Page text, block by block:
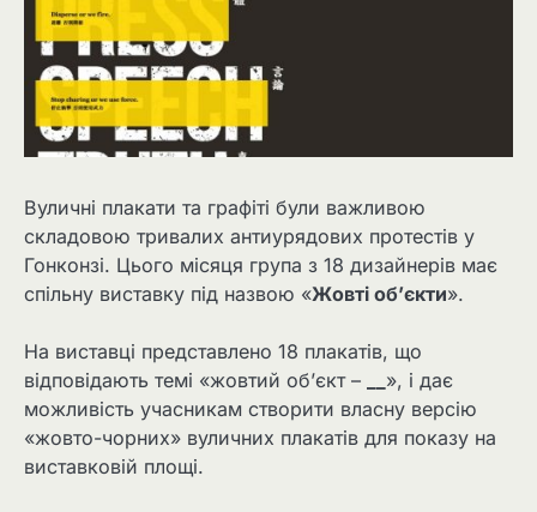
Вуличні плакати та графіті були важливою
складовою тривалих антиурядових протестів у
Гонконзі. Цього місяця група з 18 дизайнерів має
спільну виставку під назвою «Жовті об’єкти».
На виставці представлено 18 плакатів, що
відповідають темі «жовтий об’єкт –
», і дає
можливість учасникам створити власну версію
«жовто-чорних» вуличних плакатів для показу на
виставковій площі.